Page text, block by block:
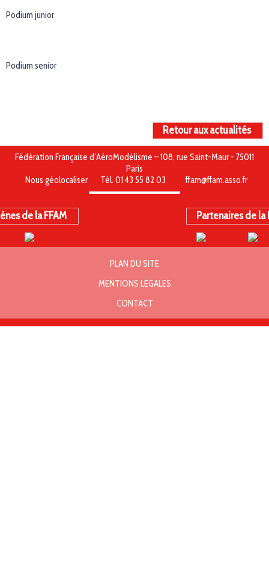
Podium junior
Podium senior
Retour aux actualités
Fédération Française d’AéroModélisme – 108, rue Saint-Maur - 75011
Paris
Nous géolocaliser
Tél. 01 43 55 82 03 ffam@ffam.asso.fr
de la FFAM Partenaires de la
PLAN DU SITE
MENTIONS LÉGALES
CONTACT